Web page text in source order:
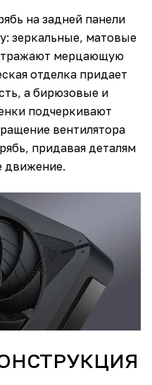
на задней панели
зеркальные, матовые
мерцающую
отделка придает
а бирюзовые и
подчеркивают
вентилятора
придавая деталям
движение.